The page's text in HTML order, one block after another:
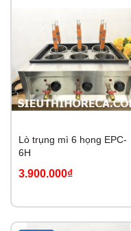
Lò trụng mì 6 họng EPC-
6H
3.900.000₫